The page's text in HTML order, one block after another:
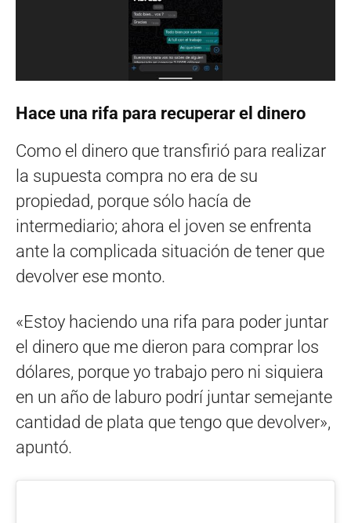
Hace una rifa para recuperar el dinero
Como el dinero que transfirió para realizar
la supuesta compra no era de su
propiedad, porque sólo hacía de
intermediario; ahora el joven se enfrenta
ante la complicada situación de tener que
devolver ese monto.
«Estoy haciendo una rifa para poder juntar
el dinero que me dieron para comprar los
dólares, porque yo trabajo pero ni siquiera
en un año de laburo podrí juntar semejante
cantidad de plata que tengo que devolver»,
apuntó.